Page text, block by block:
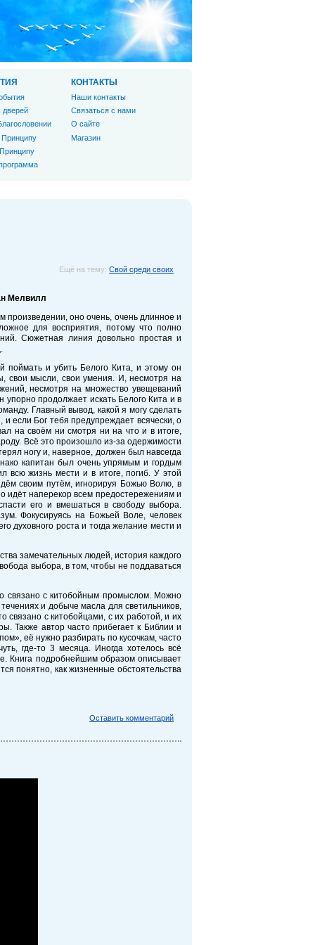
Ещё на тему: Свой среди своих
Мелвилл
произведении, оно очень, очень длинное и
для восприятия, потому что полно
Сюжетная линия довольно простая и
поймать и убить Белого Кита, и этому он
свои мысли, свои умения. И, несмотря на
несмотря на множество увещеваний
упорно продолжает искать Белого Кита и в
Главный вывод, какой я могу сделать
если Бог тебя предупреждает всячески, о
на своём ни смотря ни на что и в итоге,
Всё это произошло из-за одержимости
ногу и, наверное, должен был навсегда
капитан был очень упрямым и гордым
всю жизнь мести и в итоге, погиб. У этой
своим путём, игнорируя Божью Волю, в
идёт наперекор всем предостережениям и
его и вмешаться в свободу выбора.
Фокусируясь на Божьей Воле, человек
духовного роста и тогда желание мести и
замечательных людей, история каждого
выбора, в том, чтобы не поддаваться
связано с китобойным промыслом. Можно
и добыче масла для светильников,
связано с китобойцами, с их работой, и их
Также автор часто прибегает к Библии и
её нужно разбирать по кусочкам, часто
где-то 3 месяца. Иногда хотелось всё
Книга подробнейшим образом описывает
понятно, как жизненные обстоятельства
Оставить комментарий
дверей
КОНТАКТЫ
Наши контакты
Связаться с нами
О сайте
Магазин